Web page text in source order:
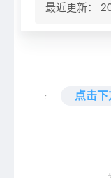
最近更新：
: 点击